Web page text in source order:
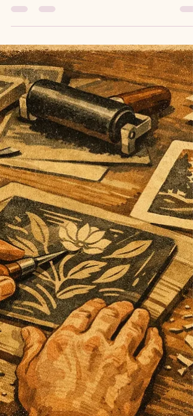
26. Juli
5 Min. Lesezeit
Die schönsten Workshops für
Junggesellinnenabschied
Die schönsten Workshops für
Junggesellinnenabschied: kreative Ideen,
Planungstipps und Formate, bei denen jede
mitmacht und etwas Eigenes mitnimmt.